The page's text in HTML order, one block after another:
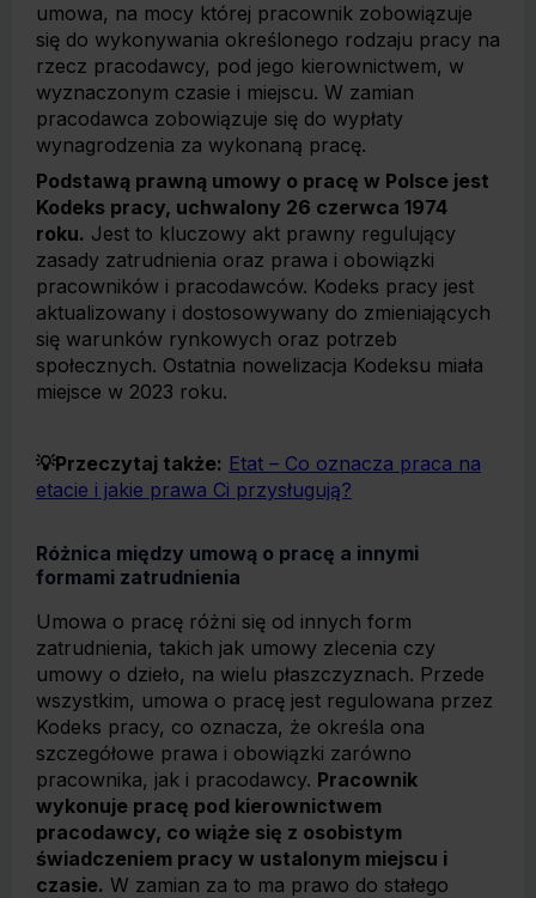
umowa, na mocy której pracownik zobowiązuje
się do wykonywania określonego rodzaju pracy na
rzecz pracodawcy, pod jego kierownictwem, w
wyznaczonym czasie i miejscu. W zamian
pracodawca zobowiązuje się do wypłaty
wynagrodzenia za wykonaną pracę.
Podstawą prawną umowy o pracę w Polsce jest
Kodeks pracy, uchwalony 26 czerwca 1974
roku. Jest to kluczowy akt prawny regulujący
zasady zatrudnienia oraz prawa i obowiązki
pracowników i pracodawców. Kodeks pracy jest
aktualizowany i dostosowywany do zmieniających
się warunków rynkowych oraz potrzeb
społecznych. Ostatnia nowelizacja Kodeksu miała
miejsce w 2023 roku.
💡Przeczytaj także: Etat – Co oznacza praca na
etacie i jakie prawa Ci przysługują?
Różnica między umową o pracę a innymi
formami zatrudnienia
Umowa o pracę różni się od innych form
zatrudnienia, takich jak umowy zlecenia czy
umowy o dzieło, na wielu płaszczyznach. Przede
wszystkim, umowa o pracę jest regulowana przez
Kodeks pracy, co oznacza, że określa ona
szczegółowe prawa i obowiązki zarówno
pracownika, jak i pracodawcy. Pracownik
wykonuje pracę pod kierownictwem
pracodawcy, co wiąże się z osobistym
świadczeniem pracy w ustalonym miejscu i
czasie. W zamian za to ma prawo do stałego